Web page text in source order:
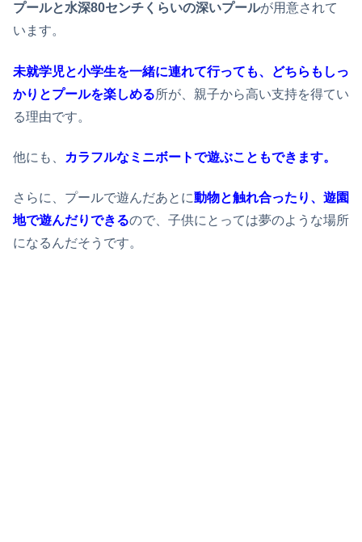
プールと水深80センチくらいの深いプールが用意されて
います。
未就学児と小学生を一緒に連れて行っても、どちらもしっ
かりとプールを楽しめる所が、親子から高い支持を得てい
る理由です。
他にも、 カラフルなミニボートで遊ぶこともできます。
さらに、プールで遊んだあとに動物と触れ合ったり、遊園
地で遊んだりできるので、子供にとっては夢のような場所
になるんだそうです。